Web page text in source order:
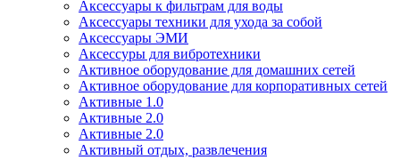
Аксессуары к фильтрам для воды
Аксессуары техники для ухода за собой
Аксессуары ЭМИ
Аксессуры для вибротехники
Активное оборудование для домашних сетей
Активное оборудование для корпоративных сетей
Активные 1.0
Активные 2.0
Активные 2.0
Активный отдых, развлечения